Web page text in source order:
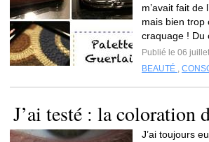
m’avait fait de
mais bien trop
craquage ! Du
Publié le 06
BEAUTÉ ,
J’ai testé : la coloration
J’ai toujours